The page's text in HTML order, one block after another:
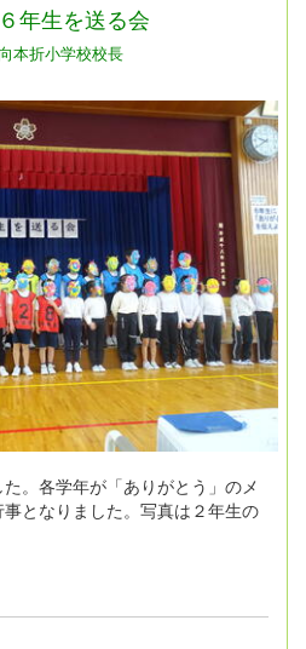
年生を送る会
向本折小学校校長
。各学年が「ありがとう」のメ
となりました。写真は２年生の